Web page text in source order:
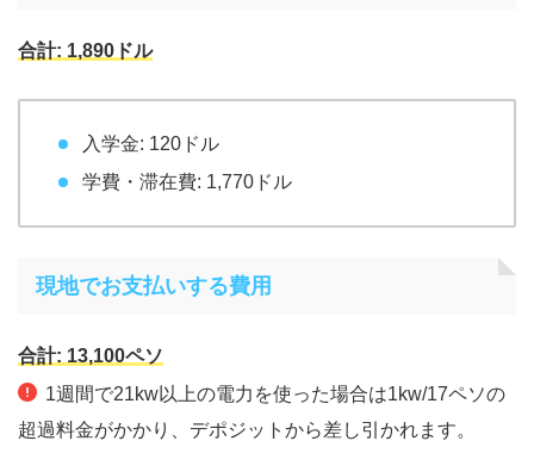
合計: 1,890ドル
入学金: 120ドル
学費・滞在費: 1,770ドル
現地でお支払いする費用
合計: 13,100ペソ
1週間で21kw以上の電力を使った場合は1kw/17ペソの
超過料金がかかり、デポジットから差し引かれます。